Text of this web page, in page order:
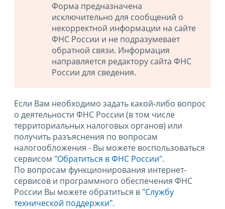
Форма предназначена
исключительно для сообщений о
некорректной информации на сайте
ФНС России и не подразумевает
обратной связи. Информация
направляется редактору сайта ФНС
России для сведения.
Если Вам необходимо задать какой-либо вопрос
о деятельности ФНС России (в том числе
территориальных налоговых органов) или
получить разъяснения по вопросам
налогообложения - Вы можете воспользоваться
сервисом "Обратиться в ФНС России".
По вопросам функционирования интернет-
сервисов и программного обеспечения ФНС
России Вы можете обратиться в "Службу
технической поддержки".